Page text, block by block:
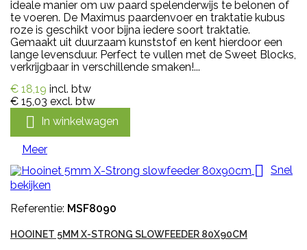
ideale manier om uw paard spelenderwijs te belonen of
te voeren. De Maximus paardenvoer en traktatie kubus
roze is geschikt voor bijna iedere soort traktatie.
Gemaakt uit duurzaam kunststof en kent hierdoor een
lange levensduur. Perfect te vullen met de Sweet Blocks,
verkrijgbaar in verschillende smaken!...
€ 18,19 incl. btw
€ 15,03 excl. btw
 In winkelwagen
Meer
 Snel
bekijken
Referentie: MSF8090
HOOINET 5MM X-STRONG SLOWFEEDER 80X90CM